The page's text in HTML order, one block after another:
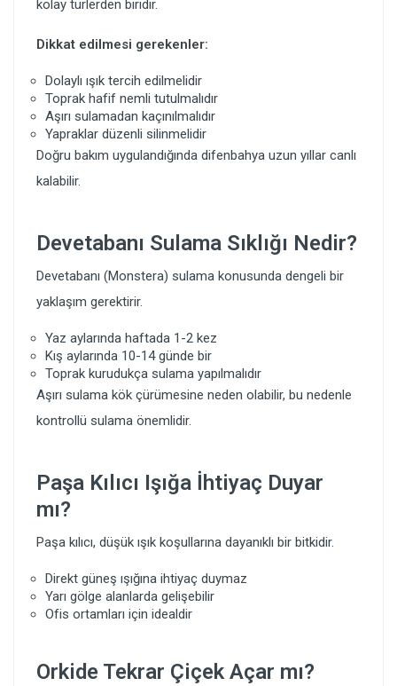
kolay türlerden biridir.
Dikkat edilmesi gerekenler:
Dolaylı ışık tercih edilmelidir
Toprak hafif nemli tutulmalıdır
Aşırı sulamadan kaçınılmalıdır
Yapraklar düzenli silinmelidir
Doğru bakım uygulandığında difenbahya uzun yıllar canlı
kalabilir.
Devetabanı Sulama Sıklığı Nedir?
Devetabanı (Monstera) sulama konusunda dengeli bir
yaklaşım gerektirir.
Yaz aylarında haftada 1-2 kez
Kış aylarında 10-14 günde bir
Toprak kurudukça sulama yapılmalıdır
Aşırı sulama kök çürümesine neden olabilir, bu nedenle
kontrollü sulama önemlidir.
Paşa Kılıcı Işığa İhtiyaç Duyar
mı?
Paşa kılıcı, düşük ışık koşullarına dayanıklı bir bitkidir.
Direkt güneş ışığına ihtiyaç duymaz
Yarı gölge alanlarda gelişebilir
Ofis ortamları için idealdir
Orkide Tekrar Çiçek Açar mı?